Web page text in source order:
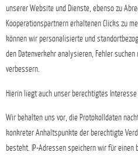
unserer Website und Dienste, ebenso zu
Kooperationspartnern erhaltenen Clicks zu
können wir personalisierte und
den Datenverkehr analysieren, Fehler
verbessern.
Hierin liegt auch unser berechtigtes Interesse
Wir behalten uns vor, die Protokolldaten
konkreter Anhaltspunkte der berechtigte
besteht. IP-Adressen speichern wir für einen